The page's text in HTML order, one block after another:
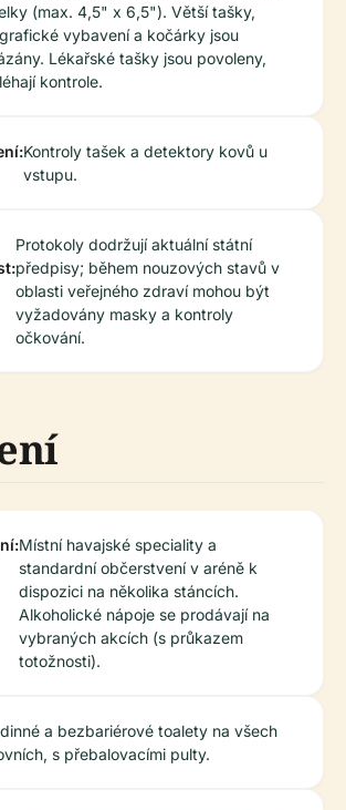
(max. 4,5" x 6,5"). Větší tašky,
vybavení a kočárky jsou
Lékařské tašky jsou povoleny,
kontrole.
Kontroly tašek a detektory kovů u
vstupu.
Protokoly dodržují aktuální státní
předpisy; během nouzových stavů v
oblasti veřejného zdraví mohou být
vyžadovány masky a kontroly
očkování.
Místní havajské speciality a
standardní občerstvení v aréně k
dispozici na několika stáncích.
Alkoholické nápoje se prodávají na
vybraných akcích (s průkazem
totožnosti).
a bezbariérové toalety na všech
s přebalovacími pulty.